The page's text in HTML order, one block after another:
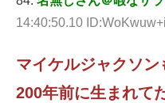
14:40:50.10
マイケルジャクソ
200年前に生まれて